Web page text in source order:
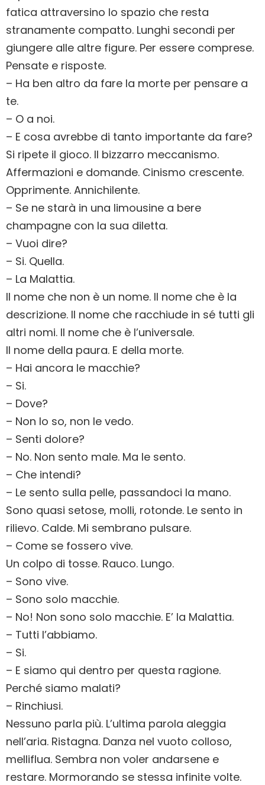
fatica attraversino lo spazio che resta
stranamente compatto. Lunghi secondi per
giungere alle altre figure. Per essere comprese.
Pensate e risposte.
– Ha ben altro da fare la morte per pensare a
te.
– O a noi.
– E cosa avrebbe di tanto importante da fare?
Si ripete il gioco. Il bizzarro meccanismo.
Affermazioni e domande. Cinismo crescente.
Opprimente. Annichilente.
– Se ne starà in una limousine a bere
champagne con la sua diletta.
– Vuoi dire?
– Si. Quella.
– La Malattia.
Il nome che non è un nome. Il nome che è la
descrizione. Il nome che racchiude in sé tutti gli
altri nomi. Il nome che è l’universale.
Il nome della paura. E della morte.
– Hai ancora le macchie?
– Si.
– Dove?
– Non lo so, non le vedo.
– Senti dolore?
– No. Non sento male. Ma le sento.
– Che intendi?
– Le sento sulla pelle, passandoci la mano.
Sono quasi setose, molli, rotonde. Le sento in
rilievo. Calde. Mi sembrano pulsare.
– Come se fossero vive.
Un colpo di tosse. Rauco. Lungo.
– Sono vive.
– Sono solo macchie.
– No! Non sono solo macchie. E’ la Malattia.
– Tutti l’abbiamo.
– Si.
– E siamo qui dentro per questa ragione.
Perché siamo malati?
– Rinchiusi.
Nessuno parla più. L’ultima parola aleggia
nell’aria. Ristagna. Danza nel vuoto colloso,
melliflua. Sembra non voler andarsene e
restare. Mormorando se stessa infinite volte.